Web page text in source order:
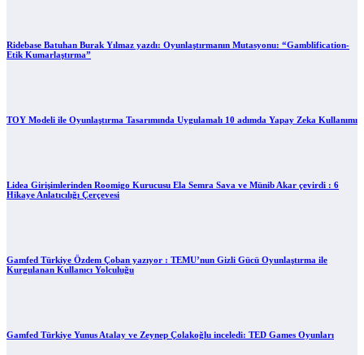
Ridebase Batuhan Burak Yılmaz yazdı: Oyunlaştırmanın Mutasyonu: “Gamblification-
Etik Kumarlaştırma”
TOY Modeli ile Oyunlaştırma Tasarımında Uygulamalı 10 adımda Yapay Zeka Kullanımı
Lidea Girişimlerinden Roomigo Kurucusu Ela Semra Sava ve Münib Akar çevirdi : 6
Hikaye Anlatıcılığı Çerçevesi
Gamfed Türkiye Özdem Çoban yazıyor : TEMU’nun Gizli Gücü Oyunlaştırma ile
Kurgulanan Kullanıcı Yolculuğu
Gamfed Türkiye Yunus Atalay ve Zeynep Çolakoğlu inceledi: TED Games Oyunları